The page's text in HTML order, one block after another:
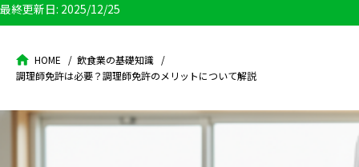
最終更新日: 2025/12/25
HOME
飲食業の基礎知識
調理師免許は必要？調理師免許のメリットについて解説